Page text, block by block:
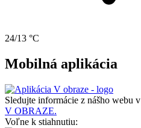
24/13 °C
Mobilná aplikácia
Sledujte informácie z nášho webu v
V OBRAZE.
Voľne k stiahnutiu: